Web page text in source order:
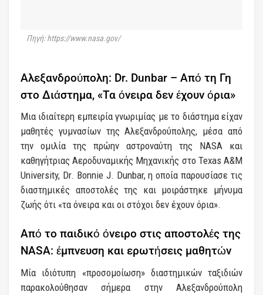
Πηγή: https://www.nasa.gov/
Αλεξανδρούπολη: Dr. Dunbar – Από τη Γη
στο Διάστημα, «Τα όνειρα δεν έχουν όρια»
Μια ιδιαίτερη εμπειρία γνωριμίας με το διάστημα είχαν
μαθητές γυμνασίων της Αλεξανδρούπολης, μέσα από
την ομιλία της πρώην αστροναύτη της NASA και
καθηγήτριας Αεροδυναμικής Μηχανικής στο Texas A&M
University, Dr. Bonnie J. Dunbar, η οποία παρουσίασε τις
διαστημικές αποστολές της και μοιράστηκε μήνυμα
ζωής ότι «τα όνειρα και οι στόχοι δεν έχουν όρια».
Από το παιδικό όνειρο στις αποστολές της
NASA: έμπνευση και ερωτήσεις μαθητών
Μία ιδιότυπη «προσομοίωση» διαστημικών ταξιδιών
παρακολούθησαν σήμερα στην Αλεξανδρούπολη